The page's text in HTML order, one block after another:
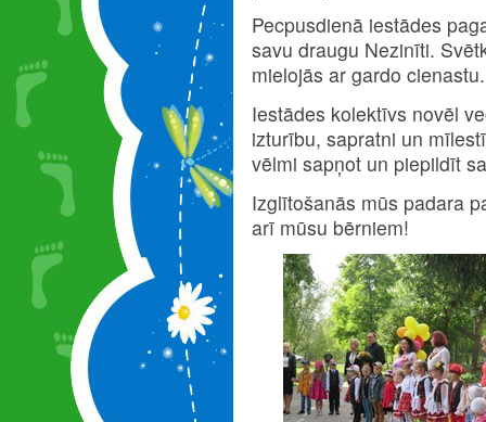
Pecpusdienā iestādes
savu draugu Nezinīti.
mielojās ar gardo cienastu.
Iestādes kolektīvs novēl
izturību, sapratni un
vēlmi sapņot un piepildīt
Izglītošanās mūs padara
arī mūsu bērniem!